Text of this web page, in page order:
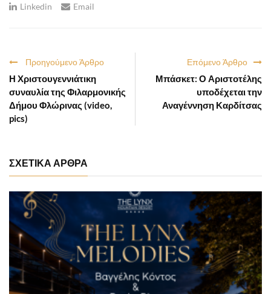
Linkedin
Email
Επόμενο Άρθρο
Μπάσκετ: Ο Αριστοτέλης
υποδέχεται την
Αναγέννηση Καρδίτσας
Προηγούμενο Άρθρο
Η Χριστουγεννιάτικη
συναυλία της Φιλαρμονικής
Δήμου Φλώρινας (video,
pics)
ΣΧΕΤΙΚΑ ΑΡΘΡΑ